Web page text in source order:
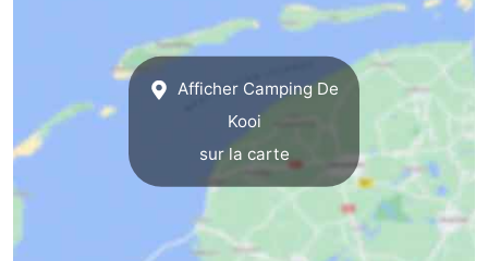
Résidence
Terschelling
Strandappartementen
West
-
Tjermelân
Campings
Afficher Camping De
Kooi
sur la carte